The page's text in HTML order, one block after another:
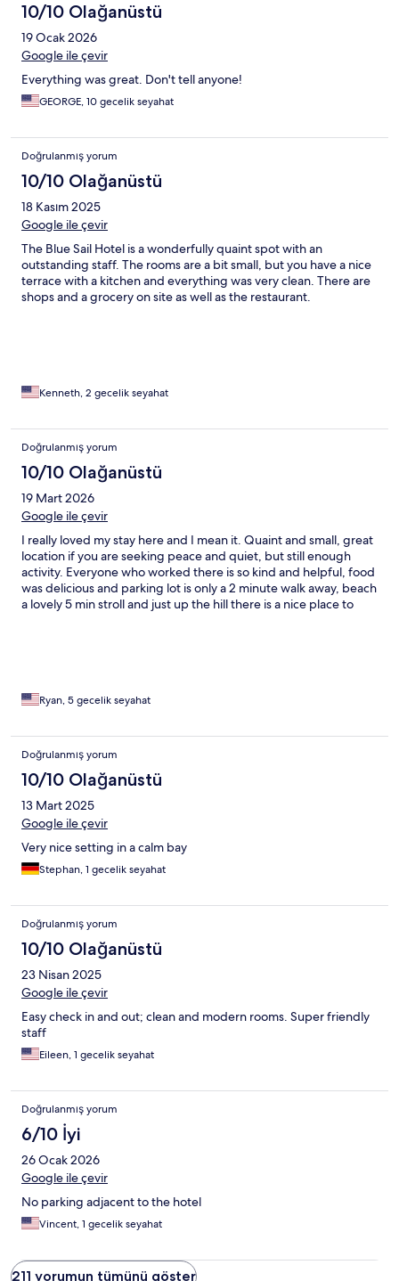
10/10 Olağanüstü
19 Ocak 2026
Google ile çevir
Everything was great. Don't tell anyone!
GEORGE, 10 gecelik seyahat
Doğrulanmış yorum
10/10 Olağanüstü
18 Kasım 2025
Google ile çevir
The Blue Sail Hotel is a wonderfully quaint spot with an
outstanding staff. The rooms are a bit small, but you have a nice
terrace with a kitchen and everything was very clean. There are
shops and a grocery on site as well as the restaurant.
Kenneth, 2 gecelik seyahat
Doğrulanmış yorum
10/10 Olağanüstü
19 Mart 2026
Google ile çevir
I really loved my stay here and I mean it. Quaint and small, great
location if you are seeking peace and quiet, but still enough
activity. Everyone who worked there is so kind and helpful, food
was delicious and parking lot is only a 2 minute walk away, beach
a lovely 5 min stroll and just up the hill there is a nice place to
Ryan, 5 gecelik seyahat
Doğrulanmış yorum
10/10 Olağanüstü
13 Mart 2025
Google ile çevir
Very nice setting in a calm bay
Stephan, 1 gecelik seyahat
Doğrulanmış yorum
10/10 Olağanüstü
23 Nisan 2025
Google ile çevir
Easy check in and out; clean and modern rooms. Super friendly
staff
Eileen, 1 gecelik seyahat
Doğrulanmış yorum
6/10 İyi
26 Ocak 2026
Google ile çevir
No parking adjacent to the hotel
Vincent, 1 gecelik seyahat
211 yorumun tümünü göster